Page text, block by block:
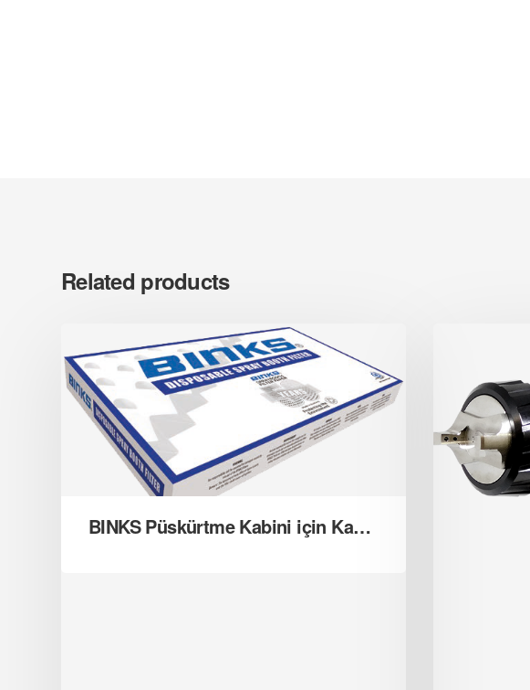
Related products
BINKS Püskürtme Kabini için Kağıt Filtre